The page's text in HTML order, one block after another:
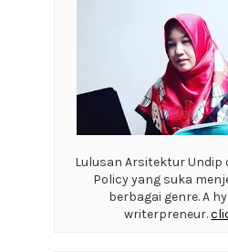
Lulusan Arsitektur Undip
Policy yang suka
berbagai genre. A
writerpreneur.